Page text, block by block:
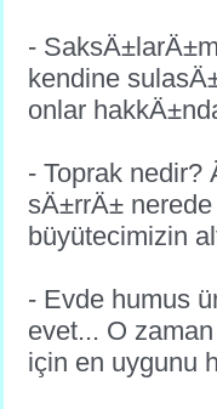
-
kendine
onlar
- Toprak nedir?
sÄ±rrÄ±
büyütecimizin
- Evde humus
evet... O
için en uygunu